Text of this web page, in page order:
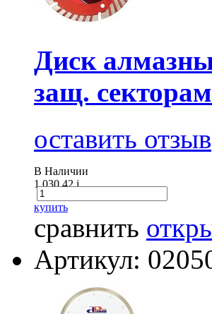
Диск
защ.
оставить отзыв
В Наличии
1 030.42i
купить
сравнить
Артикул: